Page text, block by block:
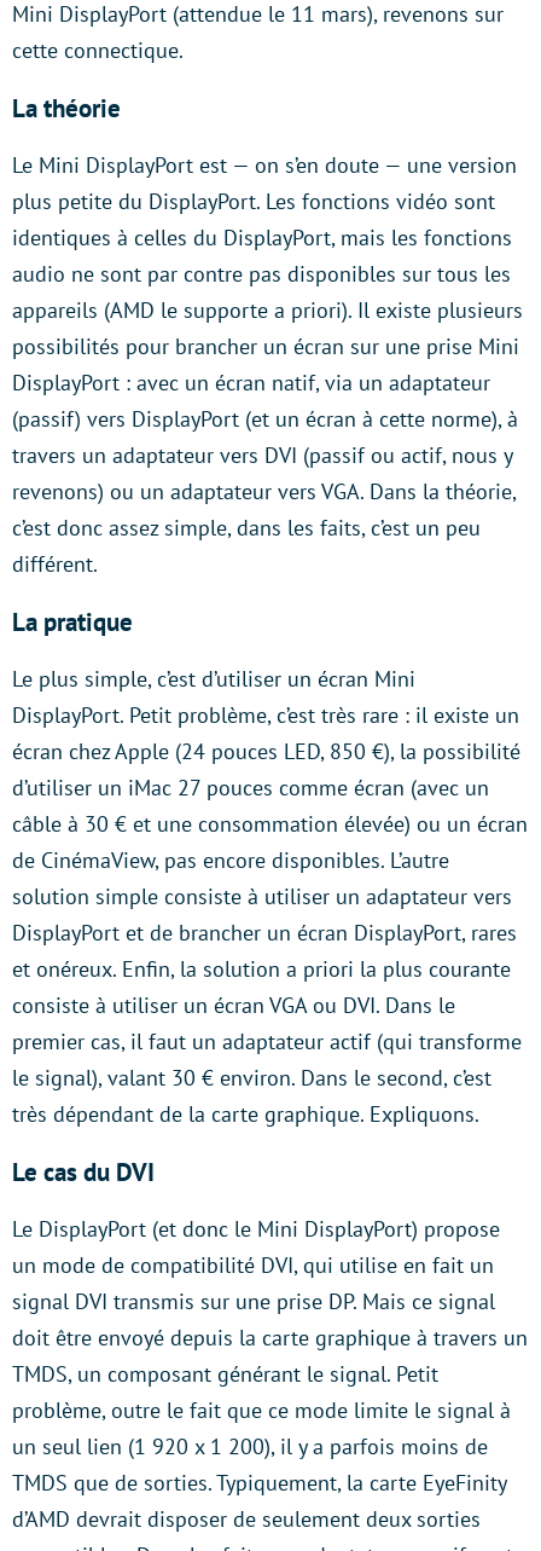
Mini DisplayPort (attendue le 11 mars), revenons sur
cette connectique.
La théorie
Le Mini DisplayPort est — on s’en doute — une version
plus petite du DisplayPort. Les fonctions vidéo sont
identiques à celles du DisplayPort, mais les fonctions
audio ne sont par contre pas disponibles sur tous les
appareils (AMD le supporte a priori). Il existe plusieurs
possibilités pour brancher un écran sur une prise Mini
DisplayPort : avec un écran natif, via un adaptateur
(passif) vers DisplayPort (et un écran à cette norme), à
travers un adaptateur vers DVI (passif ou actif, nous y
revenons) ou un adaptateur vers VGA. Dans la théorie,
c’est donc assez simple, dans les faits, c’est un peu
différent.
La pratique
Le plus simple, c’est d’utiliser un écran Mini
DisplayPort. Petit problème, c’est très rare : il existe un
écran chez Apple (24 pouces LED, 850 €), la possibilité
d’utiliser un iMac 27 pouces comme écran (avec un
câble à 30 € et une consommation élevée) ou un écran
de CinémaView, pas encore disponibles. L’autre
solution simple consiste à utiliser un adaptateur vers
DisplayPort et de brancher un écran DisplayPort, rares
et onéreux. Enfin, la solution a priori la plus courante
consiste à utiliser un écran VGA ou DVI. Dans le
premier cas, il faut un adaptateur actif (qui transforme
le signal), valant 30 € environ. Dans le second, c’est
très dépendant de la carte graphique. Expliquons.
Le cas du DVI
Le DisplayPort (et donc le Mini DisplayPort) propose
un mode de compatibilité DVI, qui utilise en fait un
signal DVI transmis sur une prise DP. Mais ce signal
doit être envoyé depuis la carte graphique à travers un
TMDS, un composant générant le signal. Petit
problème, outre le fait que ce mode limite le signal à
un seul lien (1 920 x 1 200), il y a parfois moins de
TMDS que de sorties. Typiquement, la carte EyeFinity
d’AMD devrait disposer de seulement deux sorties